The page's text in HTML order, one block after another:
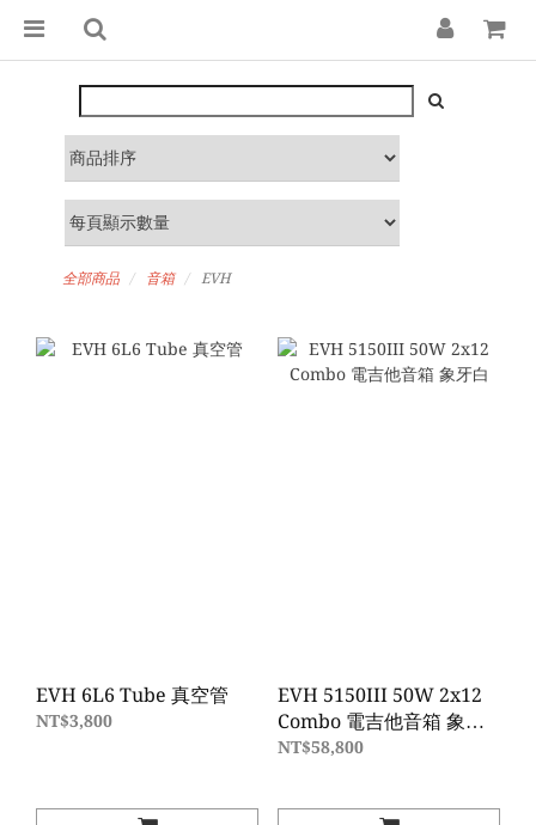
全部商品 音箱 EVH
EVH 6L6 Tube 真空管
NT$3,800
EVH 5150III 50W 2x12
Combo 電吉他音箱 象牙
白
NT$58,800